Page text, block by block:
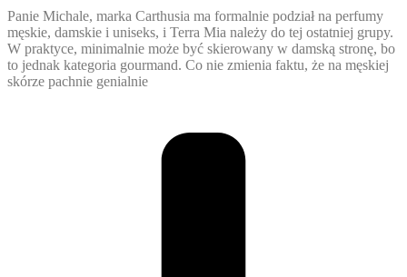
Panie Michale, marka Carthusia ma formalnie podział na perfumy
męskie, damskie i uniseks, i Terra Mia należy do tej ostatniej grupy.
W praktyce, minimalnie może być skierowany w damską stronę, bo
to jednak kategoria gourmand. Co nie zmienia faktu, że na męskiej
skórze pachnie genialnie